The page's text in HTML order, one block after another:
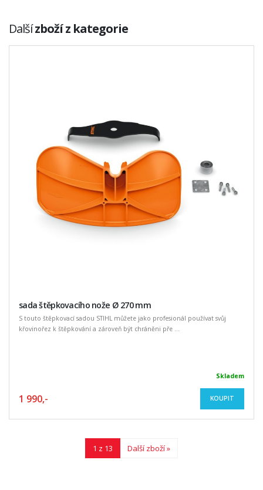
Dalšízboží z kategorie
sada štěpkovacího nože Ø 270 mm
S touto štěpkovací sadou STIHL můžete jako profesionál používat svůj
křovinořez k štěpkování a zároveň být chráněni pře ...
Skladem
1 990,- KOUPIT
1 z 13 Další zboží »